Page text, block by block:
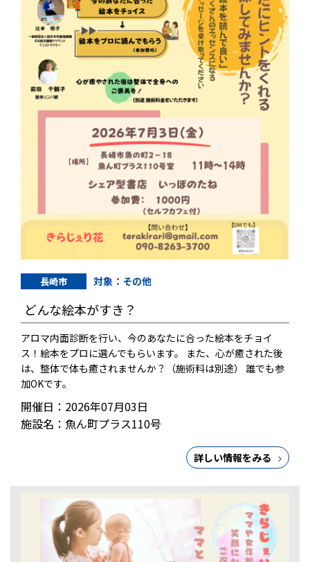
長崎市 対象：その他
どんな絵本がすき？
アロマ内面診断を行い、今のあなたに合った絵本をチョイ
ス！絵本をプロに選んでもらいます。 また、心が癒された後
は、整体で体も癒されませんか？（施術料は別途） 誰でも参
加OKです。
開催日：2026年07月03日
施設名：魚ん町プラス110号
詳しい情報をみる